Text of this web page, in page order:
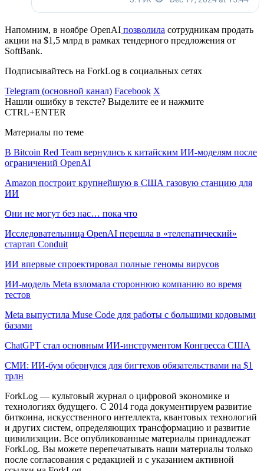
Напомним, в ноябре OpenAI позволила сотрудникам продать
акции на $1,5 млрд в рамках тендерного предложения от
SoftBank.
Подписывайтесь на ForkLog в социальных сетях
Telegram (основной канал) Facebook X
Нашли ошибку в тексте? Выделите ее и нажмите
CTRL+ENTER
Материалы по теме
В Bitcoin Red Team вернулись к китайским ИИ-моделям после
ограничений OpenAI
Amazon построит крупнейшую в США газовую станцию для
ИИ
Они не могут без нас… пока что
Исследовательница OpenAI перешла в «телепатический»
стартап Conduit
ИИ впервые спроектировал полные геномы вирусов
ИИ-модель Meta взломала стороннюю компанию во время
тестов
Meta выпустила Muse Code для работы с большими кодовыми
базами
ChatGPT стал основным ИИ-инструментом Конгресса США
СМИ: ИИ-бум обернулся для бигтехов обязательствами на $1
трлн
ForkLog — культовый журнал о цифровой экономике и
технологиях будущего. С 2014 года документируем развитие
биткоина, искусственного интеллекта, квантовых технологий
и других систем, определяющих трансформацию и развитие
цивилизации. Все опубликованные материалы принадлежат
ForkLog. Вы можете перепечатывать наши материалы только
после согласования с редакцией и с указанием активной